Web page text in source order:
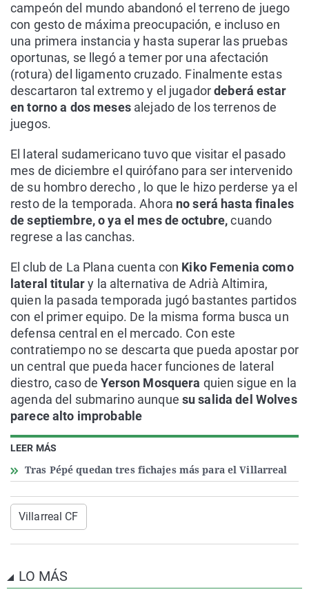
LEER MÁS
Tras Pépé quedan tres fichajes más para el Villarreal
campeón del mundo abandonó el terreno de juego
con gesto de máxima preocupación, e incluso en
una primera instancia y hasta superar las pruebas
oportunas, se llegó a temer por una afectación
(rotura) del ligamento cruzado. Finalmente estas
descartaron tal extremo y el jugadordeberá estar
en torno a dos mesesalejado de los terrenos de
juegos.
El lateral sudamericano tuvo que visitar el pasado
mes de diciembre el quirófano para ser intervenido
de su hombro derecho , lo que le hizo perderse ya el
resto de la temporada. Ahora no será hasta finales
de septiembre, o ya el mes de octubre,cuando
regrese a las canchas.
El club de La Plana cuenta con Kiko Femenia como
lateral titulary la alternativa de Adrià Altimira,
quien la pasada temporada jugó bastantes partidos
con el primer equipo. De la misma forma busca un
defensa central en el mercado. Con este
contratiempo no se descarta que pueda apostar por
un central que pueda hacer funciones de lateral
diestro, caso deYerson Mosquera quien sigue en la
agenda del submarino aunque su salida del Wolves
parece alto improbable
Villarreal CF
LO MÁS